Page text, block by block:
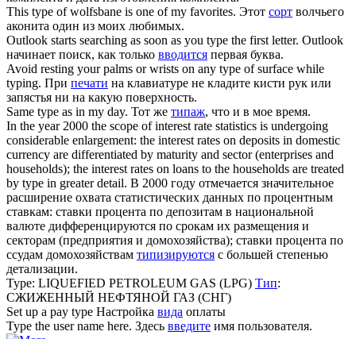
This type of wolfsbane is one of my favorites. Этот сорт волчьего
аконита один из моих любимых.
Outlook starts searching as soon as you type the first letter. Outlook
начинает поиск, как только вводится первая буква.
Avoid resting your palms or wrists on any type of surface while
typing. При печати на клавиатуре не кладите кисти рук или
запястья ни на какую поверхность.
Same type as in my day. Тот же типаж, что и в мое время.
In the year 2000 the scope of interest rate statistics is undergoing
considerable enlargement: the interest rates on deposits in domestic
currency are differentiated by maturity and sector (enterprises and
households); the interest rates on loans to the households are treated
by type in greater detail. В 2000 году отмечается значительное
расширение охвата статистических данных по процентным
ставкам: ставки процента по депозитам в национальной
валюте дифференцируются по срокам их размещения и
секторам (предприятия и домохозяйства); ставки процента по
ссудам домохозяйствам типизируются с большей степенью
детализации.
Type: LIQUEFIED PETROLEUM GAS (LPG) Тип:
СЖИЖЕННЫЙ НЕФТЯНОЙ ГАЗ (СНГ)
Set up a pay type Настройка вида оплаты
Type the user name here. Здесь введите имя пользователя.